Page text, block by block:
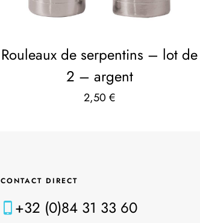
Rouleaux de serpentins – lot de
2 – argent
2,50€
CONTACT DIRECT
+32 (0)84 31 33 60